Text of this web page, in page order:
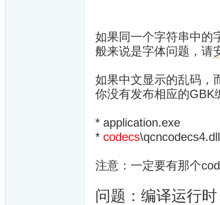
如果同一个字符串中的
般来说是字体问题，请
如果中文显示的乱码，
你没有发布相应的GBK
* application.exe
* codecs\qcncodecs4.dll
注意：一定要有那个
问题：编译运行